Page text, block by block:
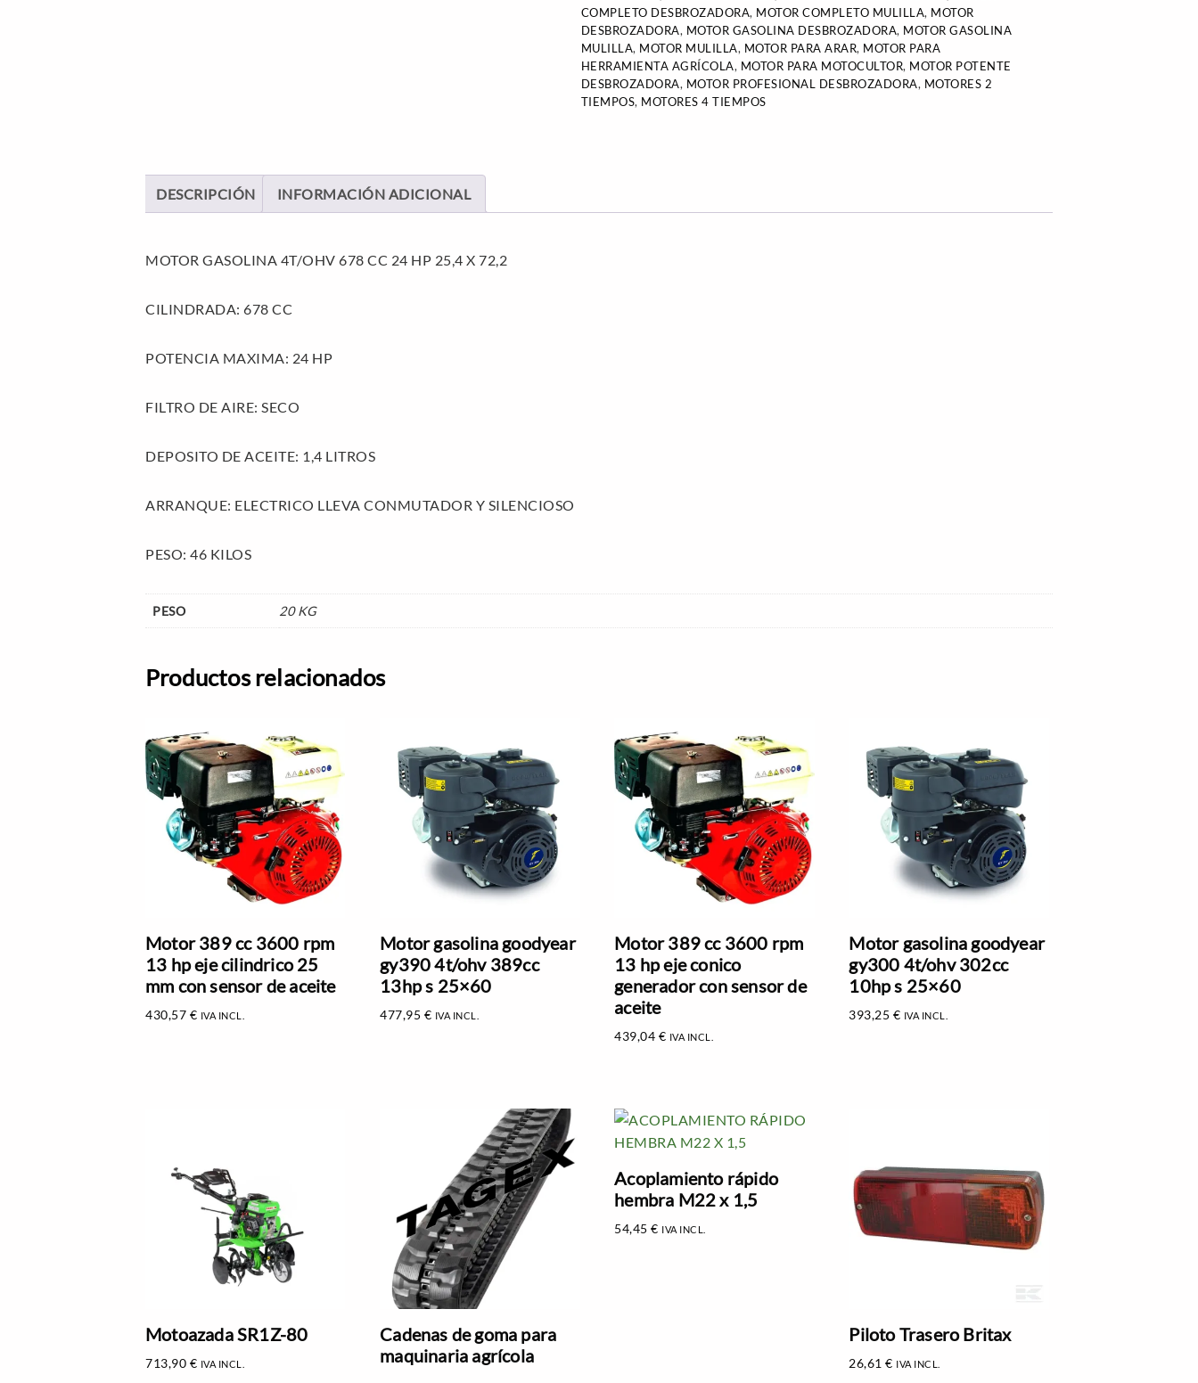
COMPLETO DESBROZADORA, MOTOR COMPLETO MULILLA, MOTOR
DESBROZADORA, MOTOR GASOLINA DESBROZADORA, MOTOR GASOLINA
MULILLA, MOTOR MULILLA, MOTOR PARA ARAR, MOTOR PARA
HERRAMIENTA AGRÍCOLA, MOTOR PARA MOTOCULTOR, MOTOR POTENTE
DESBROZADORA, MOTOR PROFESIONAL DESBROZADORA, MOTORES 2
TIEMPOS, MOTORES 4 TIEMPOS
DESCRIPCIÓN INFORMACIÓN ADICIONAL
MOTOR GASOLINA 4T/OHV 678 CC 24 HP 25,4 X 72,2
CILINDRADA: 678 CC
POTENCIA MAXIMA: 24 HP
FILTRO DE AIRE: SECO
DEPOSITO DE ACEITE: 1,4 LITROS
ARRANQUE: ELECTRICO LLEVA CONMUTADOR Y SILENCIOSO
PESO: 46 KILOS
PESO 20 KG
Productos relacionados
Motor 389 cc 3600 rpm
13 hp eje cilindrico 25
mm con sensor de aceite
430,57 € IVA INCL.
Motor gasolina goodyear
gy390 4t/ohv 389cc
13hp s 25×60
477,95 € IVA INCL.
Motor 389 cc 3600 rpm
13 hp eje conico
generador con sensor de
aceite
439,04 € IVA INCL.
Motor gasolina goodyear
gy300 4t/ohv 302cc
10hp s 25×60
393,25 € IVA INCL.
Motoazada SR1Z-80
713,90 € IVA INCL.
Cadenas de goma para
maquinaria agrícola
Acoplamiento rápido
hembra M22 x 1,5
54,45€ IVA INCL.
Piloto Trasero Britax
26,61€ IVA INCL.